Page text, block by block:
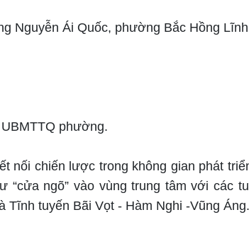
Nguyễn Ái Quốc, phường Bắc Hồng
phường.
nối chiến lược trong không gian phát
“cửa ngõ” vào vùng trung tâm với các
tuyến Bãi Vọt - Hàm Nghi -Vũng Áng.